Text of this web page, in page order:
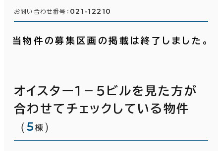
お問い合わせ番号： 021-12210
当物件の募集区画の掲載は終了しました。
オイスター１－５ビルを見た方が
合わせてチェックしている物件
（5 棟 ）